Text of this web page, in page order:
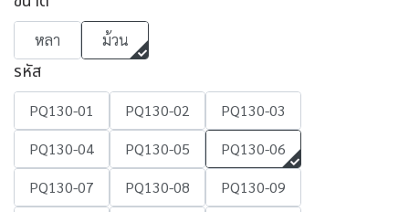
หลา ม้วน
รหัส
PQ130-01 PQ130-02
PQ130-03
PQ130-04
PQ130-05
PQ130-06
PQ130-07
PQ130-08
PQ130-09